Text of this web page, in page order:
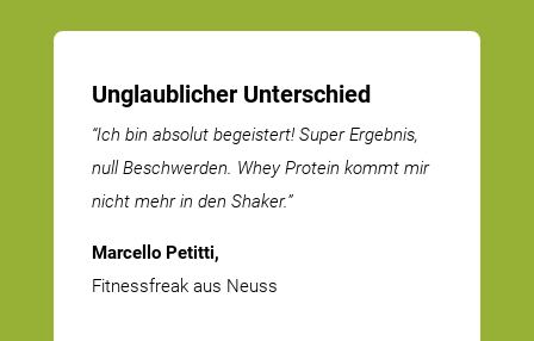
Unglaub­licher Unterschied
“Ich bin absolut begeistert! Super Ergebnis,
null Beschwerden. Whey Protein kommt mir
nicht mehr in den Shaker.”
Marcello Petitti,
Fitness­freak aus Neuss